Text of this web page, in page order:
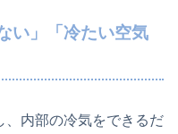
い」「冷たい空気
、内部の冷気をできるだ